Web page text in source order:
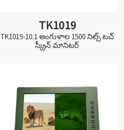
TK1019
TK1019-10.1 అంగుళాల 1500 నిట్స్ టచ్
స్క్రీన్ మానిటర్